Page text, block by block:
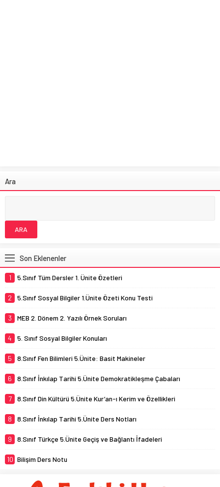
Ara
Son Eklenenler
1 5.Sınıf Tüm Dersler 1. Ünite Özetleri
2 5.Sınıf Sosyal Bilgiler 1.Ünite Özeti Konu Testi
3 MEB 2. Dönem 2. Yazılı Örnek Soruları
4 5. Sınıf Sosyal Bilgiler Konuları
5 8.Sınıf Fen Bilimleri 5.Ünite: Basit Makineler
6 8.Sınıf İnkılap Tarihi 5.Ünite Demokratikleşme Çabaları
7 8.Sınıf Din Kültürü 5.Ünite Kur’an-ı Kerim ve Özellikleri
8 8.Sınıf İnkılap Tarihi 5.Ünite Ders Notları
9 8.Sınıf Türkçe 5.Ünite Geçiş ve Bağlantı İfadeleri
10 Bilişim Ders Notu